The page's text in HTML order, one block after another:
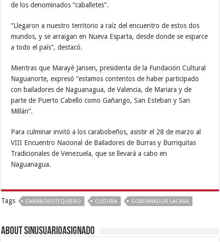
de los denominados “caballetes”.
“Llegaron a nuestro territorio a raíz del encuentro de estos dos
mundos, y se arraigan en Nueva Esparta, desde donde se esparce
a todo el país”, destacó.
Mientras que Marayé Jansen, presidenta de la Fundación Cultural
Naguanorte, expresó “estamos contentos de haber participado
con bailadores de Naguanagua, de Valencia, de Mariara y de
parte de Puerto Cabello como Gañango, San Esteban y San
Millán”.
Para culminar invitó a los carabobeños, asistir el 28 de marzo al
VIII Encuentro Nacional de Bailadores de Burras y Burriquitas
Tradicionales de Venezuela, que se llevará a cabo en
Naguanagua.
Tags CARABOBOTEQUIERO CULTURA GOBERNADOR LACAVA
About sinusuarioasignado